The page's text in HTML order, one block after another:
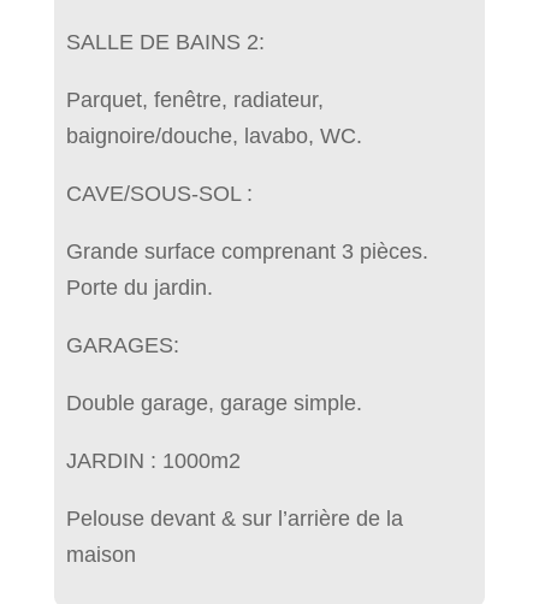
SALLE DE BAINS 2:
Parquet, fenêtre, radiateur,
baignoire/douche, lavabo, WC.
CAVE/SOUS-SOL :
Grande surface comprenant 3 pièces.
Porte du jardin.
GARAGES:
Double garage, garage simple.
JARDIN : 1000m2
Pelouse devant & sur l’arrière de la
maison